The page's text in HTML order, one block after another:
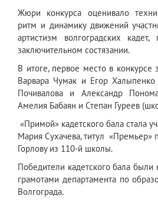
Жюри конкурса оценивало
ритм и динамику движений
артистизм волгоградских
заключительном состязании.
В итоге, первое место в конкурсе
Варвара Чумак и Егор
Почивалова и Александр
Амелия Бабаян и Степан Гуреев
«Примой» кадетского бала стала
Мария Сухачева, титул «Премьер»
Горлову из 110-й школы.
Победители кадетского бала
грамотами департамента по
Волгограда.